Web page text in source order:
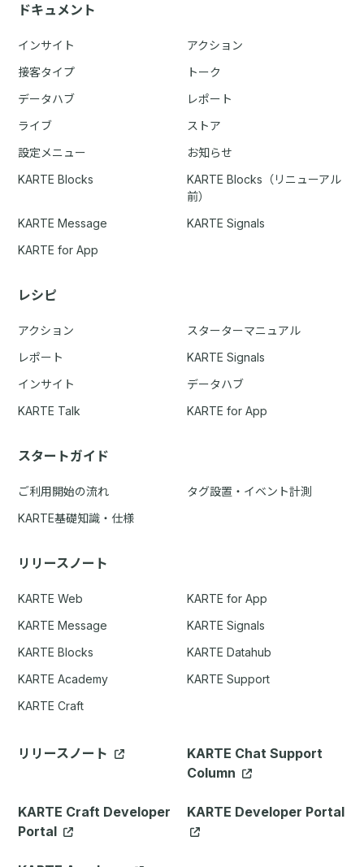
ドキュメント
インサイト
アクション
接客タイプ
トーク
データハブ
レポート
ライブ
ストア
設定メニュー
お知らせ
KARTE Blocks
KARTE Blocks（リニューアル
前）
KARTE Message
KARTE Signals
KARTE for App
レシピ
アクション
スターターマニュアル
レポート
KARTE Signals
インサイト
データハブ
KARTE Talk
KARTE for App
スタートガイド
ご利用開始の流れ
タグ設置・イベント計測
KARTE基礎知識・仕様
リリースノート
KARTE Web
KARTE for App
KARTE Message
KARTE Signals
KARTE Blocks
KARTE Datahub
KARTE Academy
KARTE Support
KARTE Craft
リリースノート
KARTE Chat Support
Column
KARTE Craft Developer
Portal
KARTE Developer Portal